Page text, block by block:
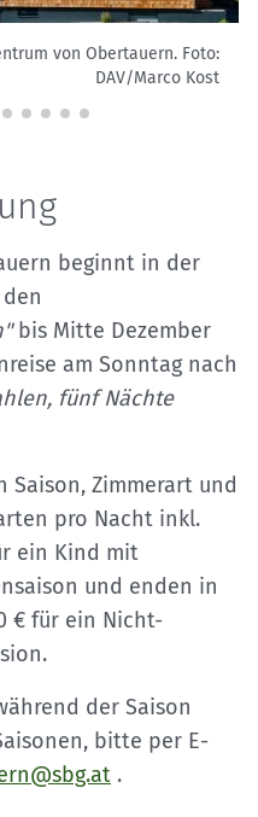
von Obertauern. Foto:
DAV/Marco Kost
beginnt in der
bis Mitte Dezember
am Sonntag nach
fünf Nächte
Saison, Zimmerart und
pro Nacht inkl.
ein Kind mit
und enden in
€ für ein Nicht-
der Saison
bitte per E-
.